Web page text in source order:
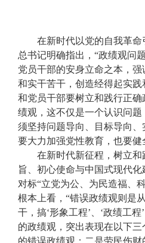
在新时代以党的自我革
总书记明确指出，“政绩观问
党员干部的安身立命之本，
和实干苦干，创造经得起实
和党员干部要树立和践行正
绩观，这不仅是一个认识问
须坚持问题导向、目标导向
要大力加强党性教育，也要健
在新时代新征程，树立
旨、初心使命与中国式现代
对标“立党为公、为民造福、
根本上看，“错误政绩观则是
干，搞‘形象工程’、‘政绩工
的政绩观，突出表现在以下
的错误政绩观；二是劳民伤